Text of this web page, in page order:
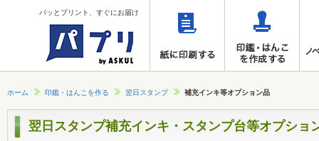
パッとプリント、すぐにお届け
ホーム 印鑑・はんこを作る 翌日スタンプ 補充インキ等オプション品
翌日スタンプ補充インキ・スタンプ台等オプショ